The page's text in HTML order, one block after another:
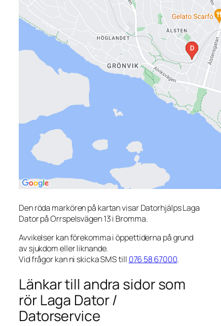
Den röda markören på kartan visar Datorhjälps Laga
Dator på Orrspelsvägen 13 i Bromma.
Avvikelser kan förekomma i öppettiderna på grund
av sjukdom eller liknande.
Vid frågor kan ni skicka SMS till 076 58 67000.
Länkar till andra sidor som
rör Laga Dator /
Datorservice